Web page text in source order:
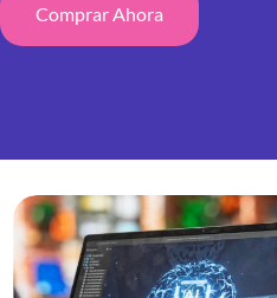
Comprar Ahora